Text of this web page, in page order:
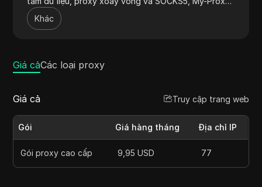
đáp ứng các nhu cầu khác nhau như quét web, truy
cập nội dung bị giới hạn theo địa lý và đảm bảo ẩn
hiệu suất đáng tin cậy, khiến họ trở thành lựa chọn
tin cậy cho cả cá nhân và doanh nghiệp.
Khác
Giá cảCác loại proxy
Giá cả Truy cập trang web
Gói Giá hàng tháng Địa chỉ IP
Gói proxy cao cấp 9,95 USD 77